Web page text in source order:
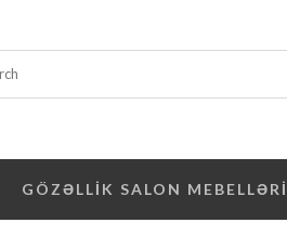
GÖZƏLLIK SALON MEBELLƏRI